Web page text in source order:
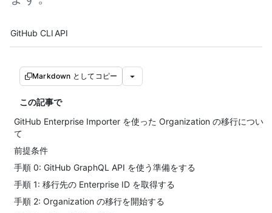
Tool navigation
GitHub CLIAPI
Markdown としてコピー
この記事で
GitHub Enterprise Importer を使った Organization の移行につい
て
前提条件
手順 0: GitHub GraphQL API を使う準備をする
手順 1: 移行先の Enterprise ID を取得する
手順 2: Organization の移行を開始する